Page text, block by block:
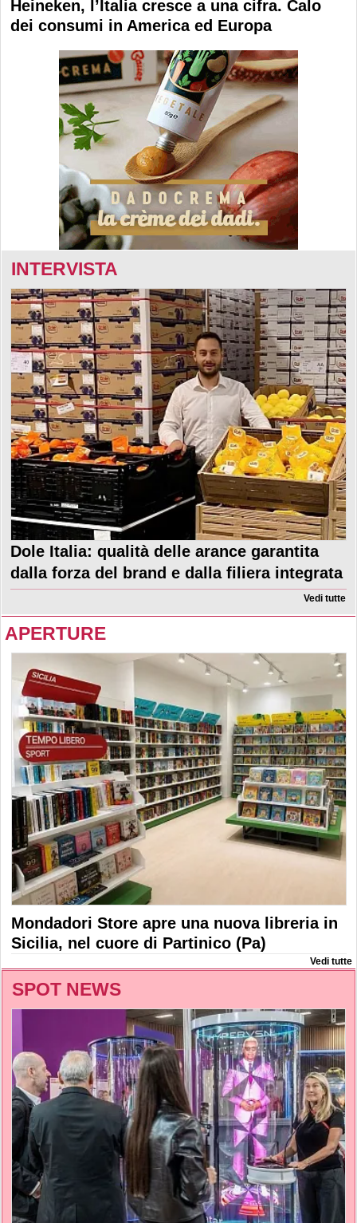
Heineken, l’Italia cresce a una cifra. Calo
dei consumi in America ed Europa
INTERVISTA
Dole Italia: qualità delle arance garantita
dalla forza del brand e dalla filiera integrata
Vedi tutte
APERTURE
Mondadori Store apre una nuova libreria in
Sicilia, nel cuore di Partinico (Pa)
Vedi tutte
SPOT NEWS